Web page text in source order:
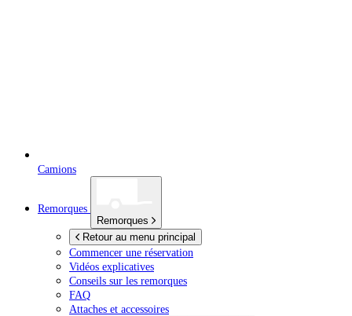
Camions
Remorques
Remorques
Retour au menu principal
Commencer une réservation
Vidéos explicatives
Conseils sur les remorques
FAQ
Attaches et accessoires